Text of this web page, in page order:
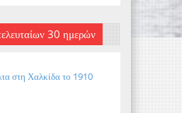
30 ημερών
στη Χαλκίδα το 1910